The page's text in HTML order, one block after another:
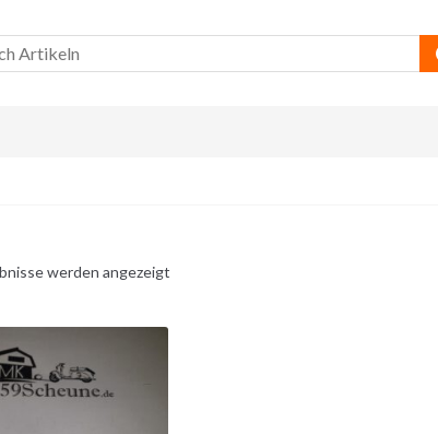
werden angezeigt